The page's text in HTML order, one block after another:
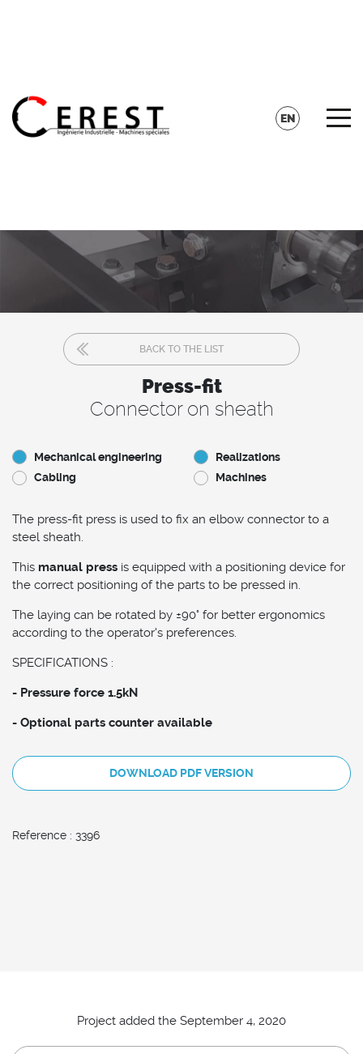
EN
BACK TO THE LIST
Press-fit
Connector on sheath
Mechanical engineering
Realizations
Cabling
Machines
The press-fit press is used to fix an elbow connector to a
steel sheath.
This manual press is equipped with a positioning device for
the correct positioning of the parts to be pressed in.
The laying can be rotated by ±90° for better ergonomics
according to the operator's preferences.
SPECIFICATIONS :
- Pressure force 1.5kN
- Optional parts counter available
DOWNLOAD PDF VERSION
Reference : 3396
Project added the September 4, 2020